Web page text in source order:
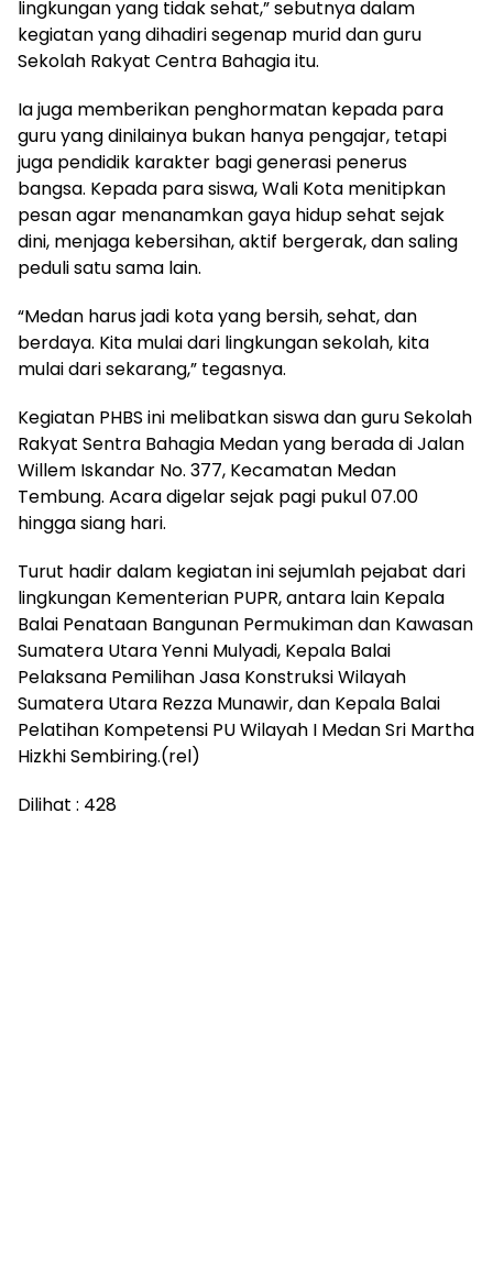
lingkungan yang tidak sehat,” sebutnya dalam
kegiatan yang dihadiri segenap murid dan guru
Sekolah Rakyat Centra Bahagia itu.
Ia juga memberikan penghormatan kepada para
guru yang dinilainya bukan hanya pengajar, tetapi
juga pendidik karakter bagi generasi penerus
bangsa. Kepada para siswa, Wali Kota menitipkan
pesan agar menanamkan gaya hidup sehat sejak
dini, menjaga kebersihan, aktif bergerak, dan saling
peduli satu sama lain.
“Medan harus jadi kota yang bersih, sehat, dan
berdaya. Kita mulai dari lingkungan sekolah, kita
mulai dari sekarang,” tegasnya.
Kegiatan PHBS ini melibatkan siswa dan guru Sekolah
Rakyat Sentra Bahagia Medan yang berada di Jalan
Willem Iskandar No. 377, Kecamatan Medan
Tembung. Acara digelar sejak pagi pukul 07.00
hingga siang hari.
Turut hadir dalam kegiatan ini sejumlah pejabat dari
lingkungan Kementerian PUPR, antara lain Kepala
Balai Penataan Bangunan Permukiman dan Kawasan
Sumatera Utara Yenni Mulyadi, Kepala Balai
Pelaksana Pemilihan Jasa Konstruksi Wilayah
Sumatera Utara Rezza Munawir, dan Kepala Balai
Pelatihan Kompetensi PU Wilayah I Medan Sri Martha
Hizkhi Sembiring.(rel)
Dilihat : 428